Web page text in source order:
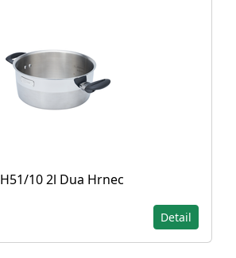
H51/10 2l Dua Hrnec
Detail